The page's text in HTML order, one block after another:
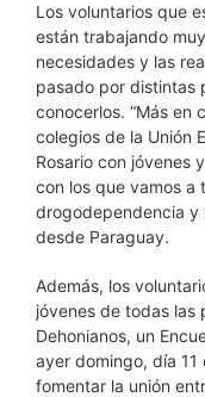
Los voluntarios que
están trabajando
necesidades y las
pasado por distintas
conocerlos. “Más en
colegios de la Unión
Rosario con jóvenes
con los que vamos a
drogodependencia y
desde Paraguay.
Además, los
jóvenes de todas las
Dehonianos, un
ayer domingo, día
fomentar la unión